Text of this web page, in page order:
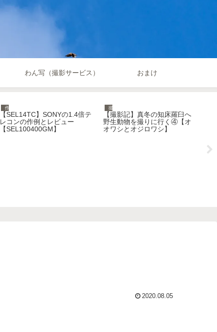
わん写（撮影サービス） おまけ
作例
【SEL14TC】SONYの1.4倍テ
レコンの作例とレビュー
【SEL100400GM】
撮影記
【撮影記】真冬の知床羅臼へ
野生動物を撮りに行く④【オ
オワシとオジロワシ】
2020.08.05